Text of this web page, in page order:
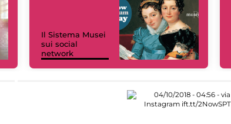
Il Sistema Musei
sui social
network